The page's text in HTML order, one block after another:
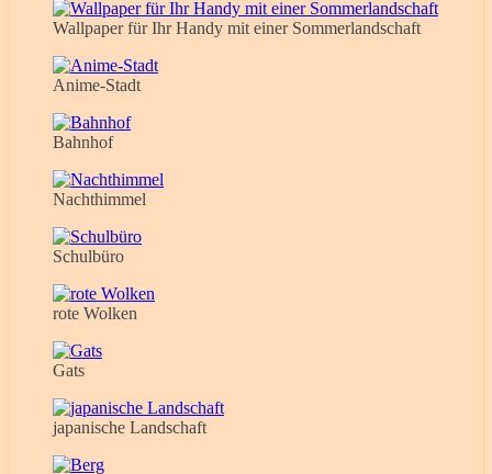
Wallpaper für Ihr Handy mit einer Sommerlandschaft
Anime-Stadt
Bahnhof
Nachthimmel
Schulbüro
rote Wolken
Gats
japanische Landschaft